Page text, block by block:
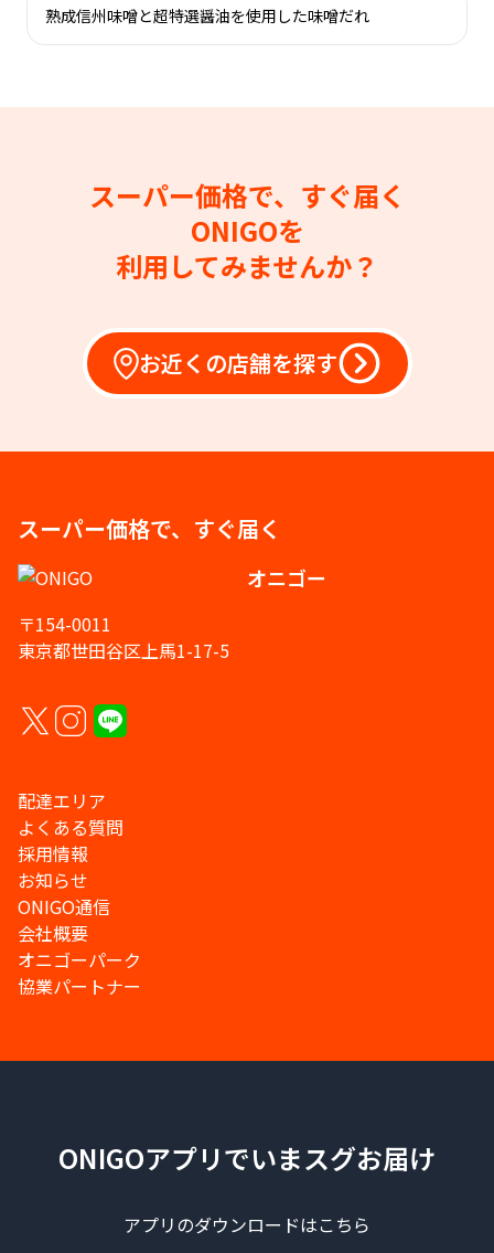
熟成信州味噌と超特選醤油を使用した味噌だれ
スーパー価格で、すぐ届く
ONIGOを
利用してみませんか？
お近くの店舗を探す
スーパー価格で、すぐ届く
オニゴー
〒154-0011
東京都世田谷区上馬1-17-5
配達エリア
よくある質問
採用情報
お知らせ
ONIGO通信
会社概要
オニゴーパーク
協業パートナー
ONIGOアプリでいまスグお届け
アプリのダウンロードはこちら